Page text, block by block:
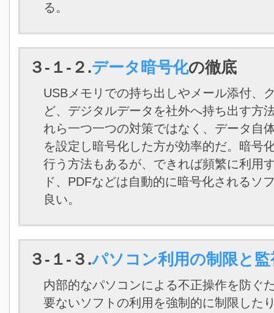
る。
３-１-２.データ暗号化の徹底
USBメモリでの持ち出しやメール添付、
ど、デジタルデータを社外へ持ち出す方
れら一つ一つの対策ではなく、データ自
を設定し暗号化した方が効率的だ。暗号
行う方法もあるが、できれば頻繁に利用
ド、PDFなどは自動的に暗号化されるソ
良い。
３-１-３.パソコン利用の制限と監
内部的なパソコンによる不正操作を防ぐ
要ないソフトの利用を強制的に制限した